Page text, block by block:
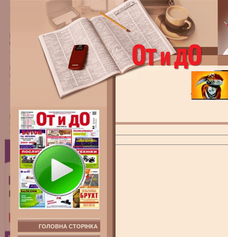
ГОЛОВНА СТОРІНКА